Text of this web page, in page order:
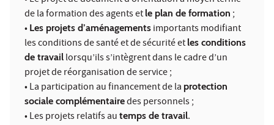
de la formation des agents et le plan de formation ;
• Les projets d’aménagements importants modifiant
les conditions de santé et de sécurité et les conditions
de travail lorsqu’ils s’intègrent dans le cadre d’un
projet de réorganisation de service ;
• La participation au financement de la protection
sociale complémentairedes personnels ;
• Les projets relatifs au temps de travail.